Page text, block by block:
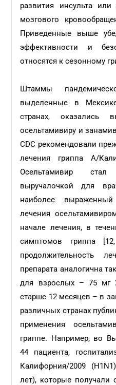
развития инсульта
мозгового
Приведенные выше
эффективности и
относятся к сезонному
Штаммы
выделенные в
странах, оказались
осельтамивиру и
CDC рекомендовали
лечения гриппа А/
Осельтамивир
выручалочкой для
наиболее
лечения
начале лечения, в
симптомов гриппа
продолжительность
препарата аналогична
для взрослых – 75 мг
старше 12 месяцев – в
различных странах
применения
гриппе. Например, во
44 пациента,
Калифорния/2009
лет), которые получали